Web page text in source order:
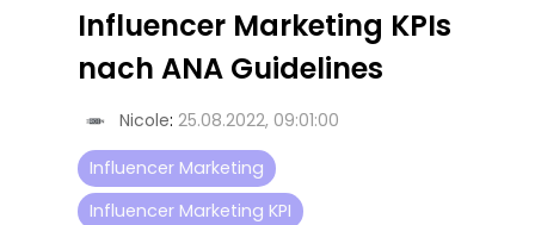
Influencer Marketing KPIs
nach ANA Guidelines
Nicole: 25.08.2022, 09:01:00
Influencer Marketing
Influencer Marketing KPI